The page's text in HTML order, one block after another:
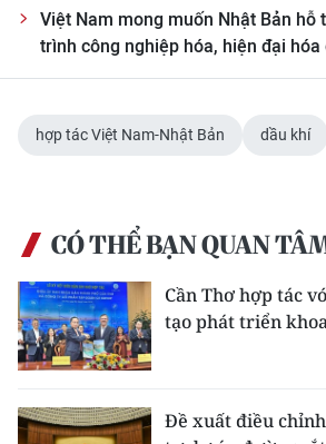
Việt Nam mong muốn Nhật Bản hỗ
trình công nghiệp hóa, hiện đại hóa
hợp tác Việt Nam-Nhật Bản dầu khí
CÓ THỂ BẠN QUAN
Cần Thơ hợp tác
tạo phát triển
Đề xuất điều